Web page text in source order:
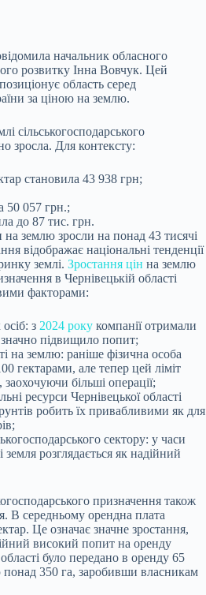
начальник обласного
розвитку Інна Вовчук. Цей
область серед
за ціною на землю.
сільськогосподарського
зросла. Для контексту:
становила 43 938 грн;
50 057 грн.;
до 87 тис. грн.
на землю зросли на понад 43 тисячі
відображає національні тенденції
землі. Зростання цін на землю
в Чернівецькій області
факторами:
з 2024 року компанії отримали
підвищило попит;
на землю: раніше фізична особа
гектарами, але тепер цей ліміт
більші операції;
ресурси Чернівецької області
робить їх привабливими як для
сектору: у часи
земля розглядається як надійний
призначення також
В середньому орендна плата
Це означає значне зростання,
високий попит на оренду
було передано в оренду 65
350 га, заробивши власникам